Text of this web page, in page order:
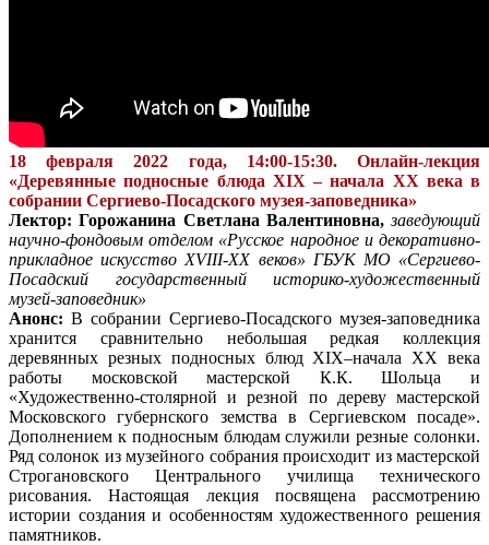
18 февраля 2022 года, 14:00-15:30. Онлайн-лекция
«Деревянные подносные блюда XIX – начала XX века в
собрании Сергиево-Посадского музея-заповедника»
Лектор: Горожанина Светлана Валентиновна,заведующий
научно-фондовым отделом «Русское народное и декоративно-
прикладное искусство XVIII-XX веков» ГБУК МО «Сергиево-
Посадский государственный историко-художественный
музей-заповедник»
Анонс: В собрании Сергиево-Посадского музея-заповедника
хранится сравнительно небольшая редкая коллекция
деревянных резных подносных блюд XIX–начала XX века
работы московской мастерской К.К. Шольца и
«Художественно-столярной и резной по дереву мастерской
Московского губернского земства в Сергиевском посаде».
Дополнением к подносным блюдам служили резные солонки.
Ряд солонок из музейного собрания происходит из мастерской
Строгановского Центрального училища технического
рисования. Настоящая лекция посвящена рассмотрению
истории создания и особенностям художественного решения
памятников.